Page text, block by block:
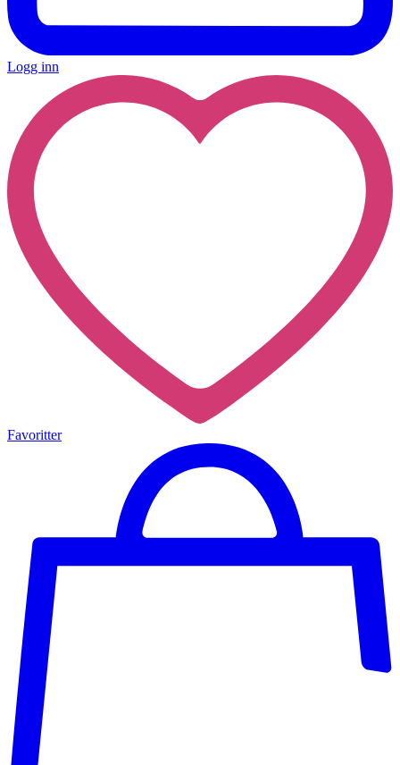
Logg inn
Favoritter